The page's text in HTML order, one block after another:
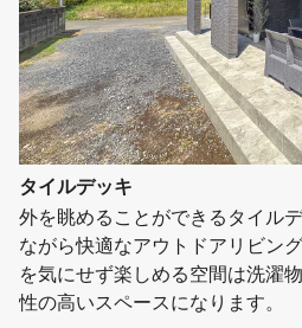
タイルデッキ
外を眺めることができるタイル
ながら快適なアウトドアリビン
を気にせず楽しめる空間は洗濯
性の高いスペースになります。